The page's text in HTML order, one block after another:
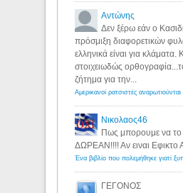
Αντώνης
Δεν ξέρω εάν ο
πρόσμιξη διαφορετικών
ελληνικά είναι για κλάματα.
στοιχειωδώς
ζήτημα για την...
Νικολαος46
Πως μπορουμε να το
ΔΩΡΕΑΝ!!!! Αν ειναι Εφικτο
ΓΕΓΟΝΟΣ